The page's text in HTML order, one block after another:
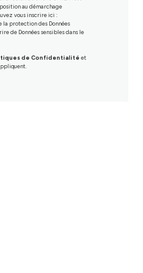
au démarchage
vous inscrire ici :
la protection des Données
de Données sensibles dans le
de Confidentialité et